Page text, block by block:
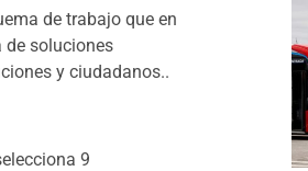
de trabajo que en
de soluciones
y ciudadanos..
9